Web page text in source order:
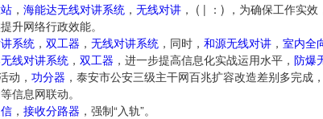
， 海能达无线对讲系统 ， 无线对讲 ， ( | ：) ，为确保工作实效
升网络行政效能。
系统 ， 双工器 ， 无线对讲系统 ，同时， 和源无线对讲 ， 室内全
线对讲系统 ， 双工器 ，进一步提高信息化实战运用水平， 防爆
动， 功分器 ，泰安市公安三级主干网百兆扩容改造差别多完成
信息网联动。
， 接收分路器 ，强制“入轨”。